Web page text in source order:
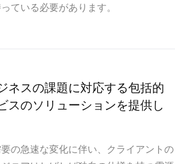
ている必要があります。
ネスの課題に対応する包括的
スのソリューションを提供し
の急速な変化に伴い、クライアントの